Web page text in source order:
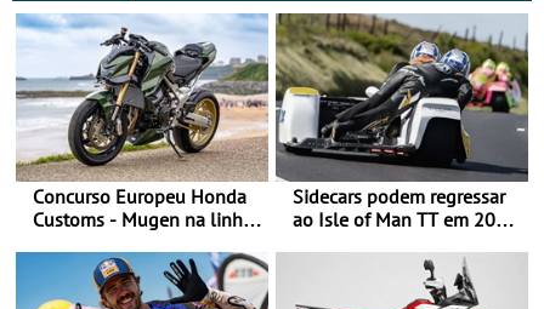
Concurso Europeu Honda
Customs - Mugen na linha
Sidecars podem regressar
ao Isle of Man TT em 2027